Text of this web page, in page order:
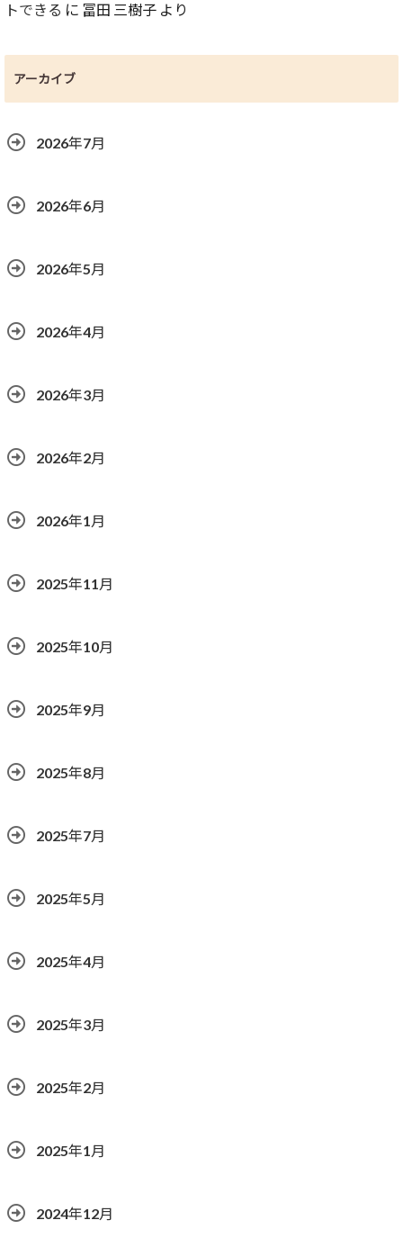
トできる に 冨田 三樹子 より
アーカイブ
2026年7月
2026年6月
2026年5月
2026年4月
2026年3月
2026年2月
2026年1月
2025年11月
2025年10月
2025年9月
2025年8月
2025年7月
2025年5月
2025年4月
2025年3月
2025年2月
2025年1月
2024年12月